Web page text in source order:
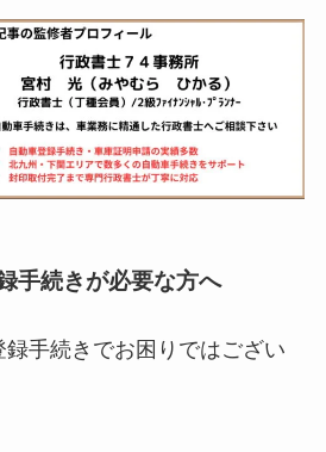
手続きが必要な方へ
手続きでお困りではござい